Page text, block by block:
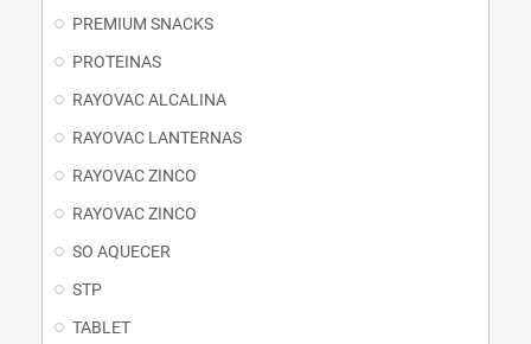
PREMIUM SNACKS
PROTEINAS
RAYOVAC ALCALINA
RAYOVAC LANTERNAS
RAYOVAC ZINCO
RAYOVAC ZINCO
SO AQUECER
STP
TABLET